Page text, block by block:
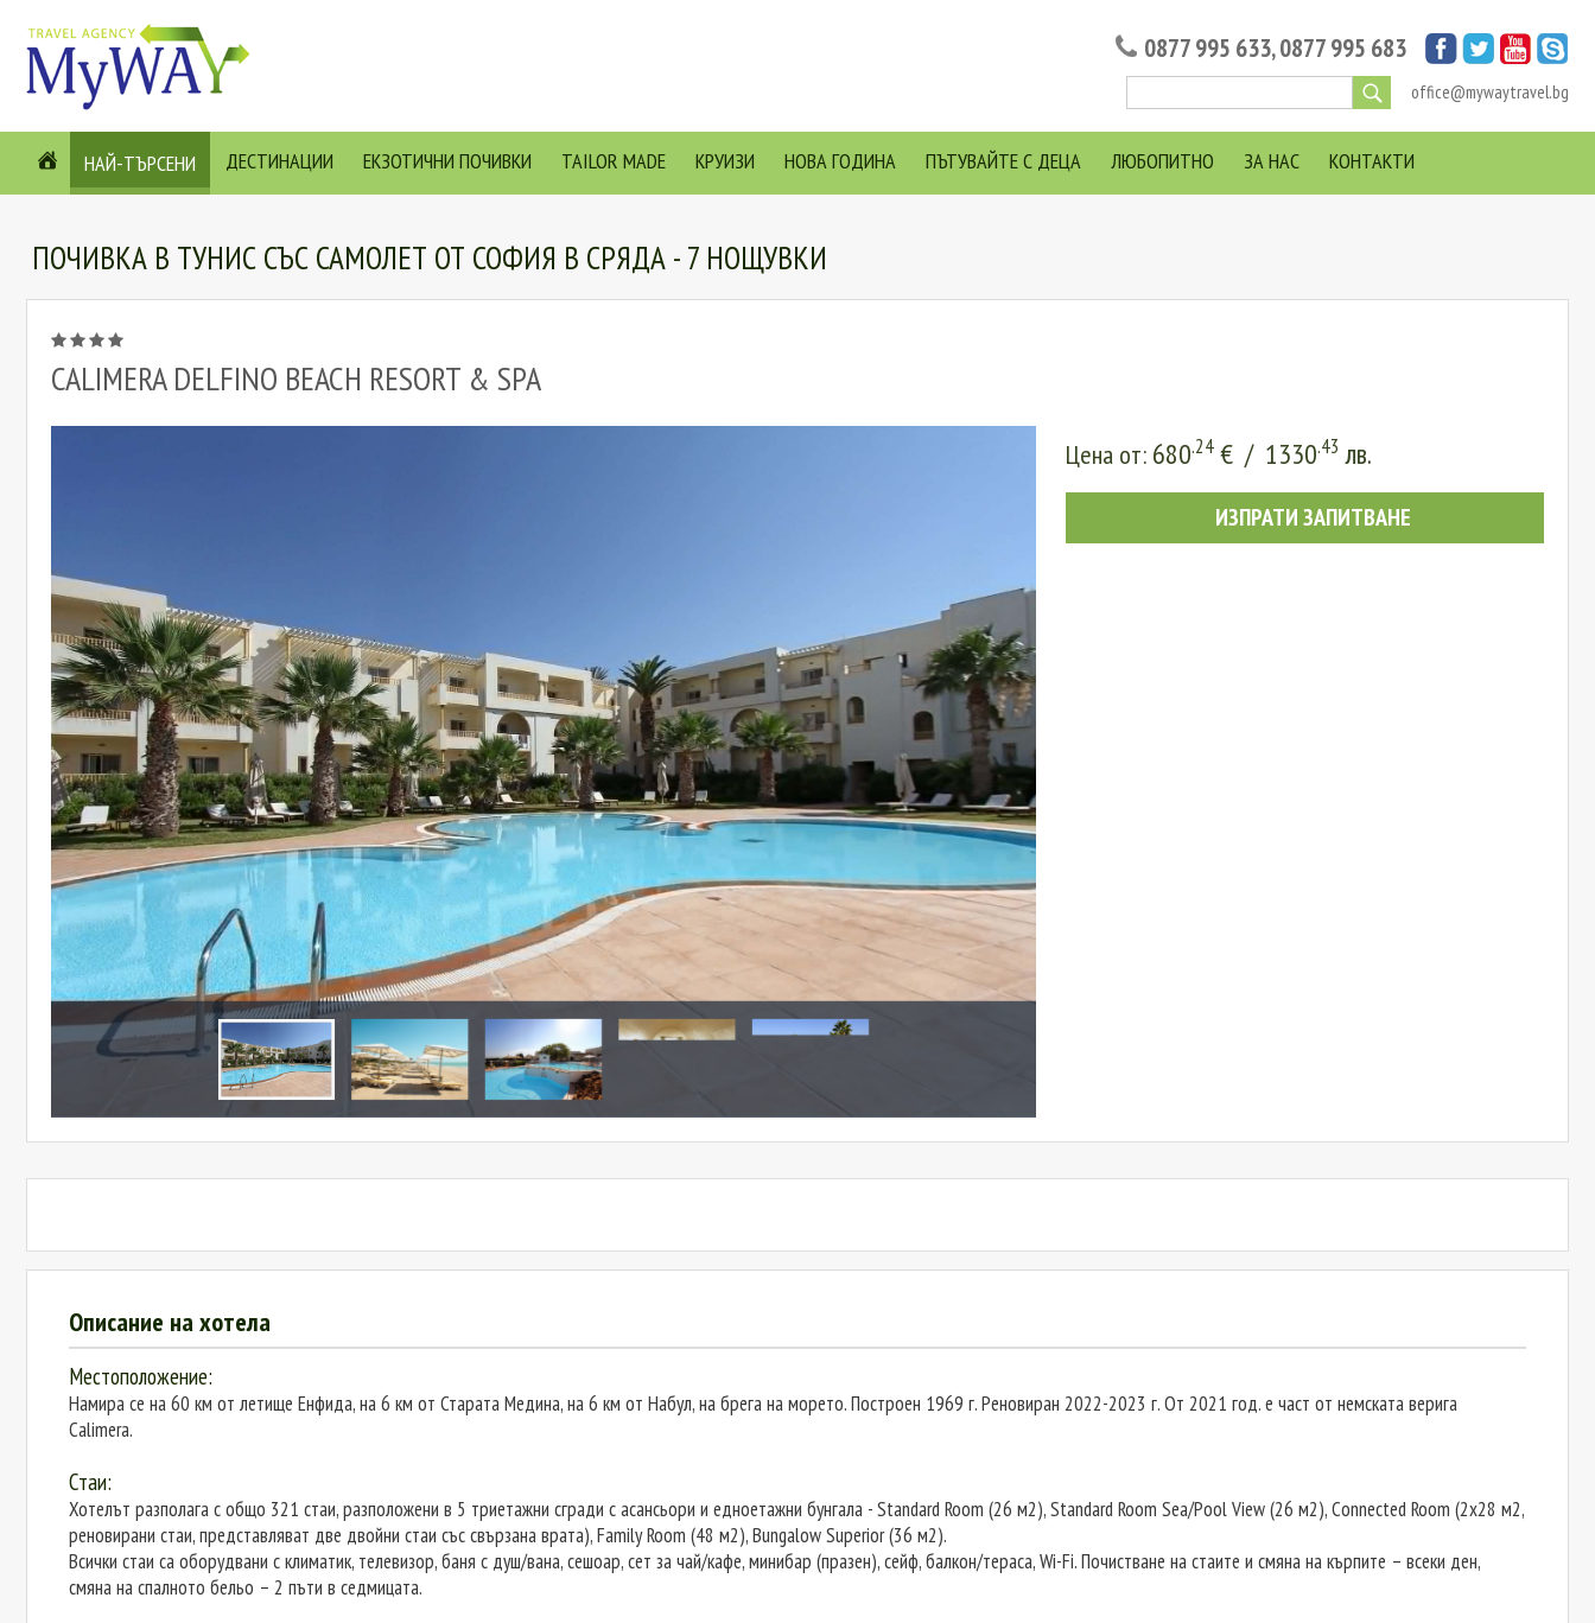
0877 995 633,0877 995 683
office@mywaytravel.bg
НАЙ-ТЪРСЕНИ ДЕСТИНАЦИИ ЕКЗОТИЧНИ ПОЧИВКИ TAILOR MADE КРУИЗИ НОВА ГОДИНА ПЪТУВАЙТЕ С ДЕЦА ЛЮБОПИТНО ЗА НАС КОНТАКТИ
ПОЧИВКА В ТУНИС СЪС САМОЛЕТ ОТ СОФИЯ В СРЯДА - 7 НОЩУВКИ
CALIMERA DELFINO BEACH RESORT & SPA
Цена от: 680.24 € / 1330.43 лв.
ИЗПРАТИ ЗАПИТВАНЕ
Описание на хотела
Местоположение:
Намира се на 60 км от летище Енфида, на 6 км от Старата Медина, на 6 км от Набул, на брега на морето. Построен 1969 г. Реновиран 2022-2023 г. От 2021 год. е част от немската верига
Calimera.
Стаи:
Хотелът разполага с общо 321 стаи, разположени в 5 триетажни сгради с асансьори и едноетажни бунгала - Standard Room (26 м2), Standard Room Sea/Pool View (26 м2), Connected Room (2х28 м2,
реновирани стаи, представляват две двойни стаи със свързана врата), Family Room (48 м2), Bungalow Superior (36 м2).
Всички стаи са оборудвани с климатик, телевизор, баня с душ/вана, сешоар, сет за чай/кафе, минибар (празен), сейф, балкон/тераса, Wi-Fi. Почистване на стаите и смяна на кърпите – всеки ден,
смяна на спалното бельо – 2 пъти в седмицата.